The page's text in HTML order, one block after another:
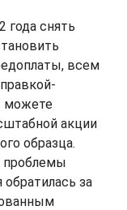
года снять
всем
можете
акции
образца.
проблемы
за